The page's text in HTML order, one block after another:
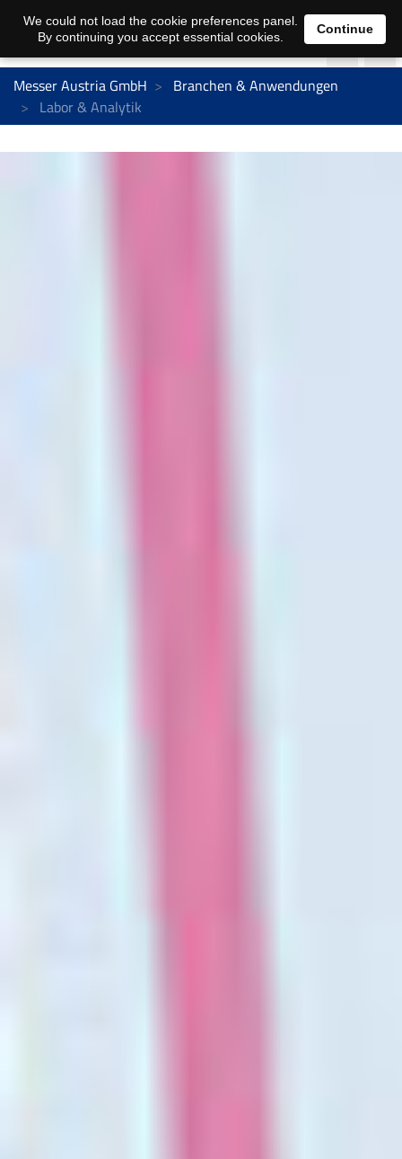
Messer Austria GmbH
Branchen & Anwendungen
Labor & Analytik
We could not load the cookie preferences panel.
By continuing you accept essential cookies.
Continue